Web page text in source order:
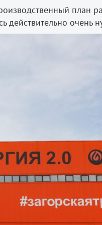
план
действительно очень